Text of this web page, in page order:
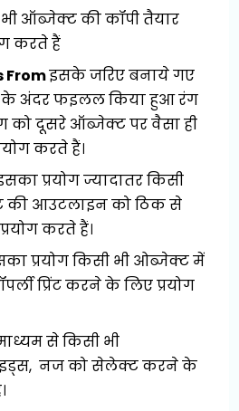
ऑब्जेक्ट की कॉपी तैयार
करते हैं
Fromइसके जरिए बनाये गए
के अंदर फइलल किया हुआ रंग
दूसरे ऑब्जेक्ट पर वैसा ही
करते हैं।
प्रयोग ज्यादातर किसी
की आउटलाइन को ठिक से
करते हैं।
प्रयोग किसी भी ओब्जेक्ट में
प्रिंट करने के लिए प्रयोग
से किसी भी
नज को सेलेक्ट करने के